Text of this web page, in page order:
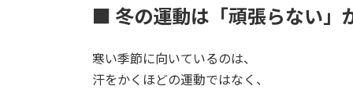
■ 冬の運動は「頑張らない」
寒い季節に向いているのは、
汗をかくほどの運動ではなく、